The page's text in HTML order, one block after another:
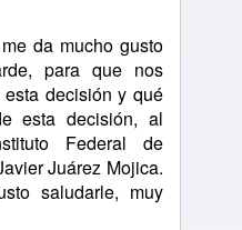
da mucho gusto
para que nos
decisión y qué
esta decisión, al
Federal de
Juárez Mojica.
saludarle, muy